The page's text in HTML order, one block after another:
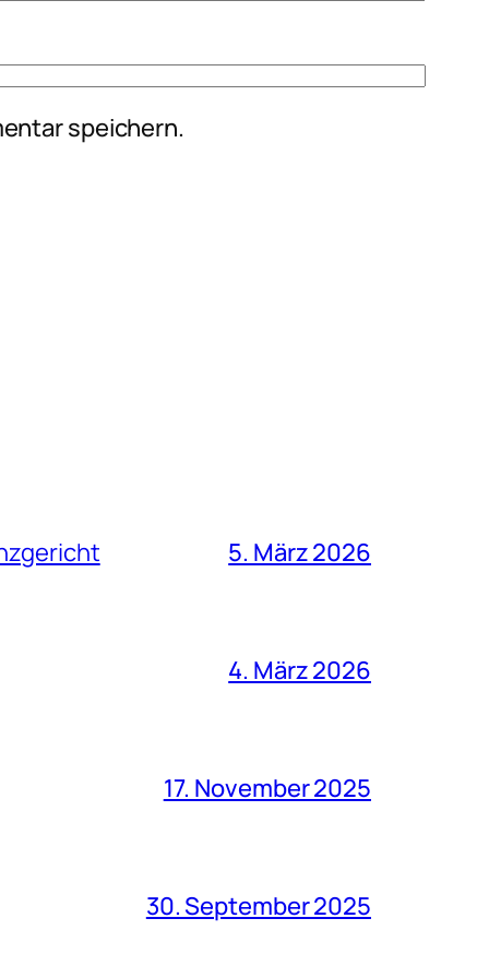
speichern.
5. März 2026
4. März 2026
17. November 2025
30. September 2025